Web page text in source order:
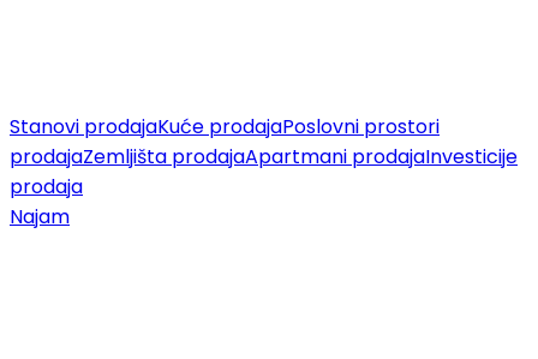
Stanovi prodajaKuće prodajaPoslovni prostori
prodajaZemljišta prodajaApartmani prodajaInvesticije
prodaja
Najam